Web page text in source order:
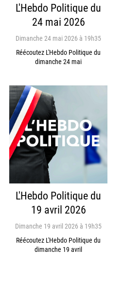
L'Hebdo Politique du
24 mai 2026
Dimanche 24 mai 2026 à 19h35
Réécoutez L'Hebdo Politique du
dimanche 24 mai
L'Hebdo Politique du
19 avril 2026
Dimanche 19 avril 2026 à 19h35
Réécoutez L'Hebdo Politique du
dimanche 19 avril